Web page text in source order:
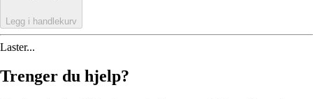
Legg i handlekurv
Laster...
Trenger du hjelp?